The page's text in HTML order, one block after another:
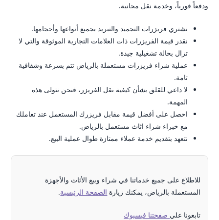
ودفعاً فورياً، وخدمة نقل مجانية.
نشتري فريزرات التجميد والتبريد بجميع أنواعها وأحجامها.
نقدر قيمة الفريزرات ذات العلامات التجارية الموثوقة والتي لا
تزال بحالة تشغيلية جيدة.
عملية شراء فريزرات مستعملة بالرياض تتم بسرعة وشفافية
تامة.
لا داعي للقلق بشأن كيفية نقل الفريزر، فنحن نتولى هذه
المهمة.
احصل على أفضل قيمة مقابل فريزرك المستعمل عند تعاملك
مع خبراء شراء اثاث مستعمل بالرياض.
نتعهد بتقديم خدمة عملاء ممتازة طوال عملية البيع.
للاطلاع على جميع خدماتنا في شراء وبيع الأثاث والأجهزة
المستعملة بالرياض، يمكنك زيارة الصفحة الرئيسية
تابعونا علي صفحتنا فيسبوك